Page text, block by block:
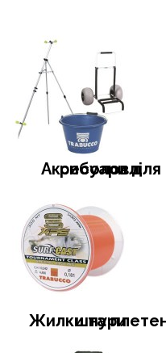
Аксесуари для риболовлі
Жилки та плетені шнури